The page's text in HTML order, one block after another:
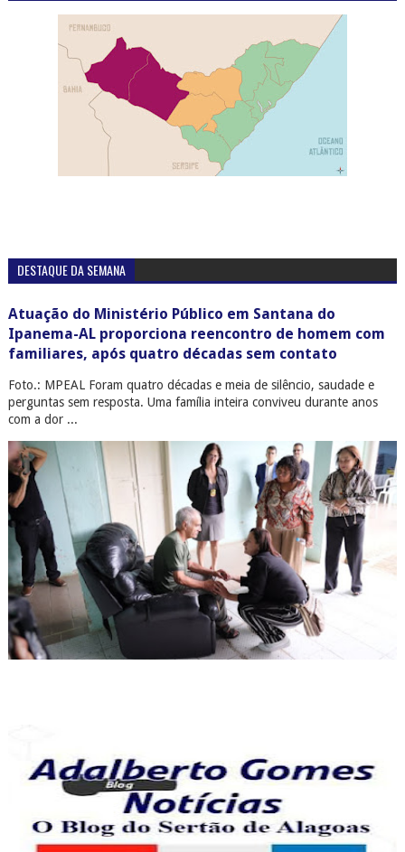
DESTAQUE DA SEMANA
Atuação do Ministério Público em Santana do
Ipanema-AL proporciona reencontro de homem com
familiares, após quatro décadas sem contato
Foto.: MPEAL Foram quatro décadas e meia de silêncio, saudade e
perguntas sem resposta. Uma família inteira conviveu durante anos
com a dor ...